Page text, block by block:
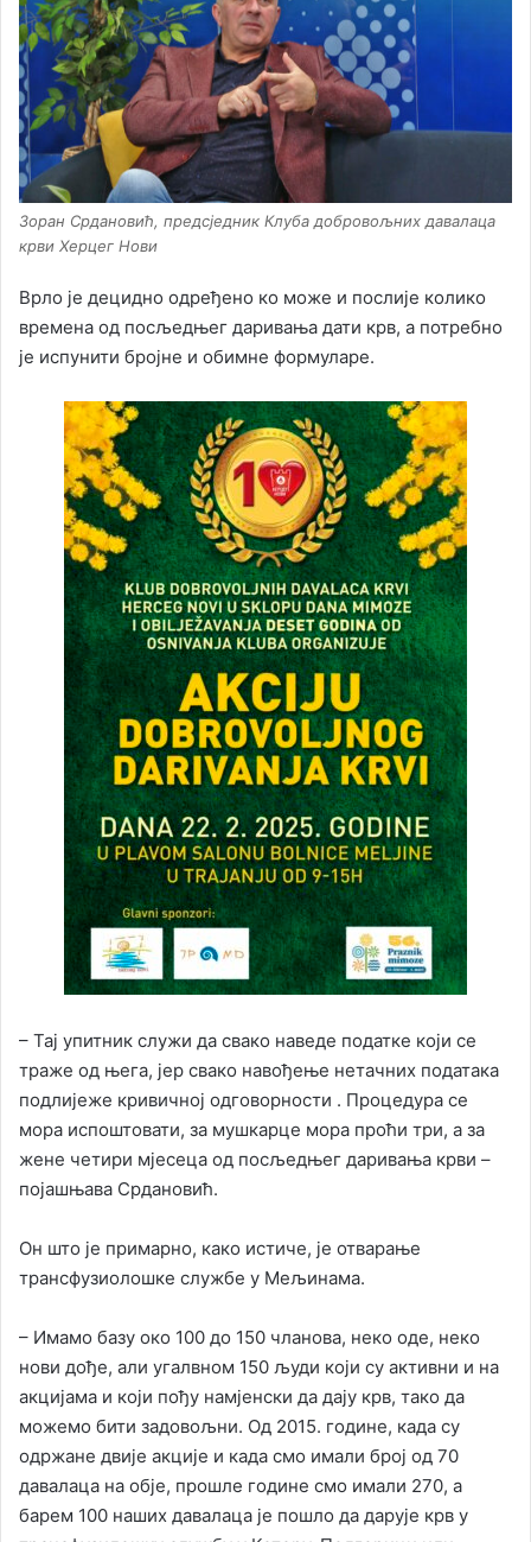
Зоран Срдановић, предсједник Клуба добровољних давалаца
крви Херцег Нови
Врло је децидно одређено ко може и послије колико
времена од посљедњег даривања дати крв, а потребно
је испунити бројне и обимне формуларе.
– Тај упитник служи да свако наведе податке који се
траже од њега, јер свако навођење нетачних података
подлијеже кривичној одговорности . Процедура се
мора испоштовати, за мушкарце мора проћи три, а за
жене четири мјесеца од посљедњег даривања крви –
појашњава Срдановић.
Он што је примарно, како истиче, је отварање
трансфузиолошке службе у Мељинама.
– Имамо базу око 100 до 150 чланова, неко оде, неко
нови дође, али угалвном 150 људи који су активни и на
акцијама и који пођу намјенски да дају крв, тако да
можемо бити задовољни. Од 2015. године, када су
одржане двије акције и када смо имали број од 70
давалаца на обје, прошле године смо имали 270, а
барем 100 наших давалаца је пошло да дарује крв у